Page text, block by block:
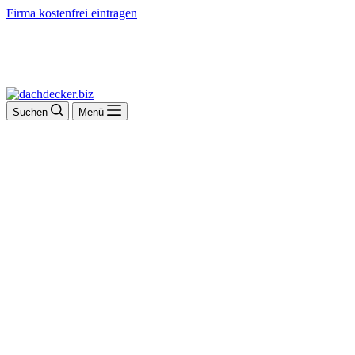
Firma kostenfrei eintragen
Suchen Menü